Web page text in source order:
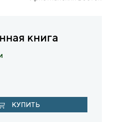
книга
КУПИТЬ